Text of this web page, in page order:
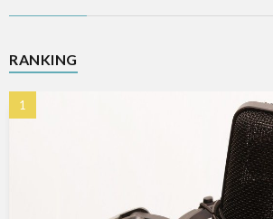
RANKING